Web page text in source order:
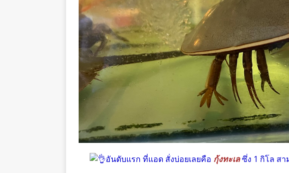
อันดับแรก ที่แอด สั่งบ่อยเลยคือ กุ้งทะเลซึ่ง 1 กิโล สา